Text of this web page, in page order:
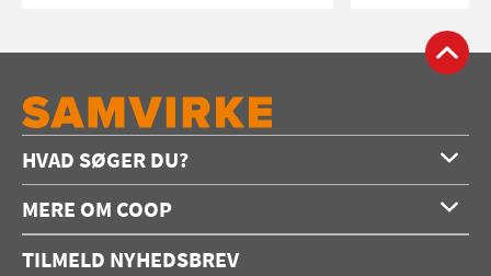
HVAD SØGER DU?
Forside
Opskrifter
Konkurrencer
MERE OM COOP
TILMELD NYHEDSBREV